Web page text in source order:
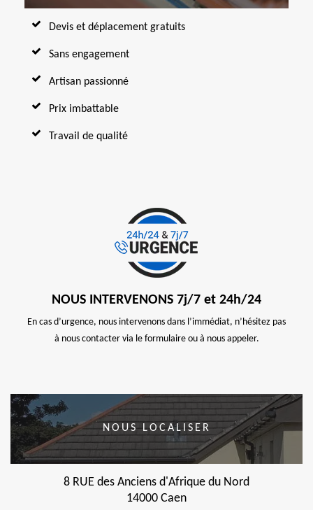
Devis et déplacement gratuits
Sans engagement
Artisan passionné
Prix imbattable
Travail de qualité
NOUS INTERVENONS 7j/7 et 24h/24
En cas d’urgence, nous intervenons dans l’immédiat, n’hésitez pas
à nous contacter via le formulaire ou à nous appeler.
NOUS LOCALISER
8 RUE des Anciens d'Afrique du Nord
14000 Caen